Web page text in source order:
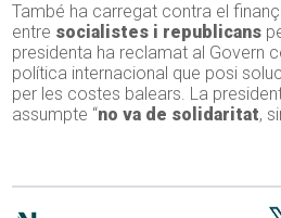
També ha carregat contra el
entre socialistes i republicans
presidenta ha reclamat al Govern
política internacional que posi
per les costes balears. La
assumpte “no va de solidaritat,